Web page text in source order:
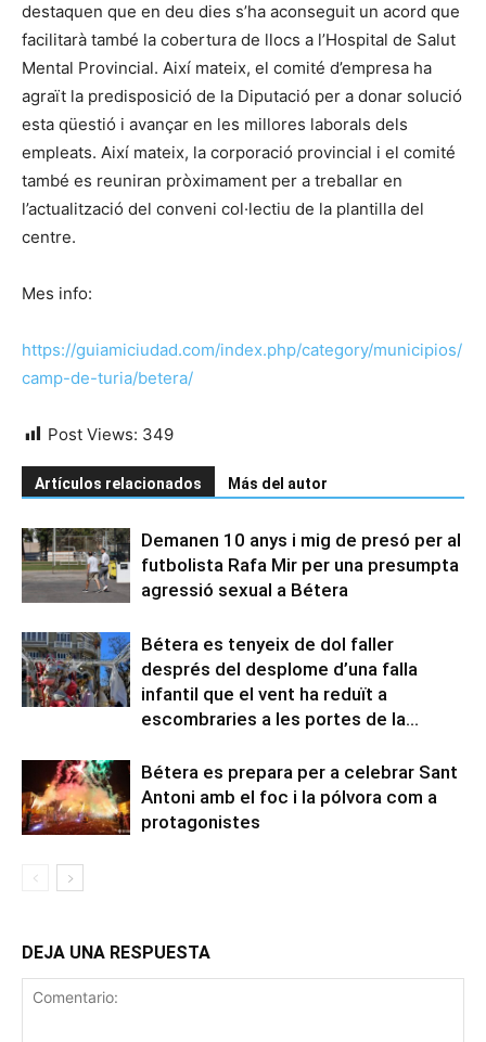
destaquen que en deu dies s’ha aconseguit un acord que
facilitarà també la cobertura de llocs a l’Hospital de Salut
Mental Provincial. Així mateix, el comité d’empresa ha
agraït la predisposició de la Diputació per a donar solució
esta qüestió i avançar en les millores laborals dels
empleats. Així mateix, la corporació provincial i el comité
també es reuniran pròximament per a treballar en
l’actualització del conveni col·lectiu de la plantilla del
centre.
Mes info:
https://guiamiciudad.com/index.php/category/municipios/
camp-de-turia/betera/
Post Views: 349
Artículos relacionados Más del autor
Demanen 10 anys i mig de presó per al
futbolista Rafa Mir per una presumpta
agressió sexual a Bétera
Bétera es tenyeix de dol faller
després del desplome d’una falla
infantil que el vent ha reduït a
escombraries a les portes de la...
Bétera es prepara per a celebrar Sant
Antoni amb el foc i la pólvora com a
protagonistes
DEJA UNA RESPUESTA